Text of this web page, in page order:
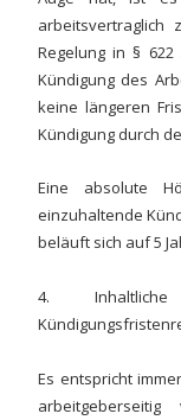
arbeitsvertraglich
Regelung in §
Kündigung des
keine längeren
Kündigung durch
Eine absolute
einzuhaltende
beläuft sich auf 5
4. Inhaltliche
Es entspricht